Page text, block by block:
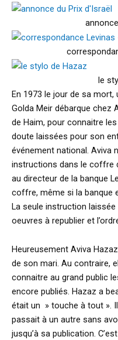
le
En 1973 le jour de sa
Golda Meir débarque chez
de Haim, pour connaitre
doute laissées pour son
événement national. Aviva
instructions dans le coffre
au directeur de la banque
coffre, même si la banque
La seule instruction laissée
oeuvres à republier et
Heureusement Aviva
de son mari. Au contraire,
connaitre au grand public
encore publiés. Hazaz a
était un » touche à tout ».
passait à un autre sans
jusqu’à sa publication.